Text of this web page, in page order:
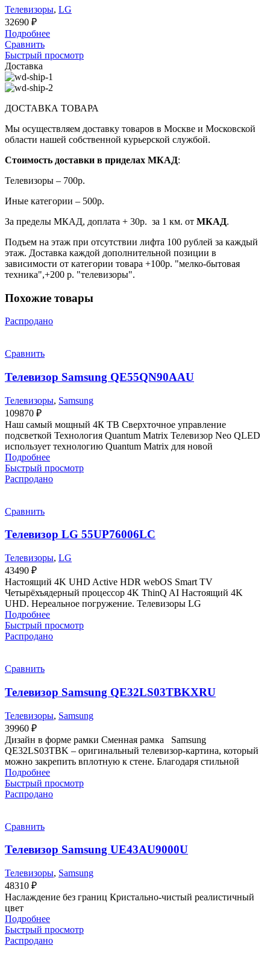
Телевизоры, LG
32690 ₽
Подробнее
Сравнить
Быстрый просмотр
Доставка
ДОСТАВКА ТОВАРА
Мы осуществляем доставку товаров в Москве и Московской
области нашей собственной курьерской службой.
Стоимость доставки в приделах МКАД:
Телевизоры – 700р.
Иные категории – 500р.
За пределы МКАД, доплата + 30р. за 1 км. от МКАД.
Подъем на этаж при отсутствии лифта 100 рублей за каждый
этаж. Доставка каждой дополнительной позиции в
зависимости от категории товара +100р. "мелко-бытовая
техника",+200 р. "телевизоры".
Похожие товары
Распродано
Сравнить
Телевизор Samsung QE55QN90AAU
Телевизоры, Samsung
109870 ₽
Наш самый мощный 4К ТВ Сверхточное управление
подсветкой Технология Quantum Matrix Телевизор Neo QLED
использует технологию Quantum Matrix для новой
Подробнее
Быстрый просмотр
Распродано
Сравнить
Телевизор LG 55UP76006LC
Телевизоры, LG
43490 ₽
Настоящий 4K UHD Active HDR webOS Smart TV
Четырёхъядерный процессор 4K ThinQ AI Настоящий 4K
UHD. Нереальное погружение. Телевизоры LG
Подробнее
Быстрый просмотр
Распродано
Сравнить
Телевизор Samsung QE32LS03TBKXRU
Телевизоры, Samsung
39960 ₽
Дизайн в форме рамки Сменная рамка Samsung
QE32LS03TBK – оригинальный телевизор-картина, который
можно закрепить вплотную к стене. Благодаря стильной
Подробнее
Быстрый просмотр
Распродано
Сравнить
Телевизор Samsung UE43AU9000U
Телевизоры, Samsung
48310 ₽
Наслаждение без границ Кристально-чистый реалистичный
цвет
Подробнее
Быстрый просмотр
Распродано